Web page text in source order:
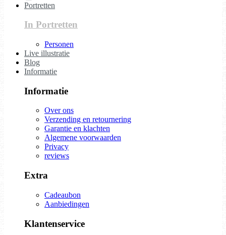
Portretten
In Portretten
Personen
Live illustratie
Blog
Informatie
Informatie
Over ons
Verzending en retournering
Garantie en klachten
Algemene voorwaarden
Privacy
reviews
Extra
Cadeaubon
Aanbiedingen
Klantenservice